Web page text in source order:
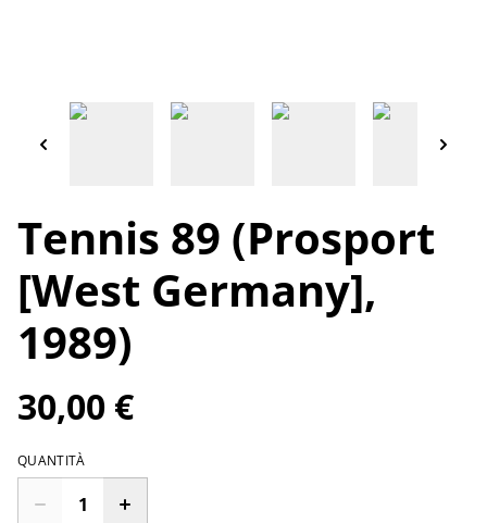
Tennis 89 (Prosport
[West Germany],
1989)
30,00 €
QUANTITÀ